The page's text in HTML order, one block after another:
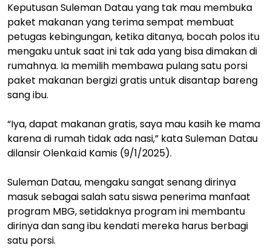
Keputusan Suleman Datau yang tak mau membuka
paket makanan yang terima sempat membuat
petugas kebingungan, ketika ditanya, bocah polos itu
mengaku untuk saat ini tak ada yang bisa dimakan di
rumahnya. Ia memilih membawa pulang satu porsi
paket makanan bergizi gratis untuk disantap bareng
sang ibu.
“Iya, dapat makanan gratis, saya mau kasih ke mama
karena di rumah tidak ada nasi,” kata Suleman Datau
dilansir Olenka.id Kamis (9/1/2025).
Suleman Datau, mengaku sangat senang dirinya
masuk sebagai salah satu siswa penerima manfaat
program MBG, setidaknya program ini membantu
dirinya dan sang ibu kendati mereka harus berbagi
satu porsi.